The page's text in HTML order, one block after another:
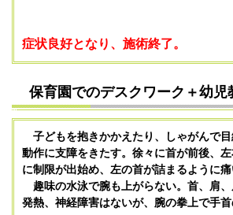
症状良好となり、施術終了。
保育園でのデスクワーク＋幼児
子どもを抱きかかえたり、しゃがんで
動作に支障をきたす。徐々に首が前後、
に制限が出始め、左の首が詰まるように痛
趣味の水泳で腕も上がらない。首、肩、
発熱、神経障害はないが、腕の拳上で手首